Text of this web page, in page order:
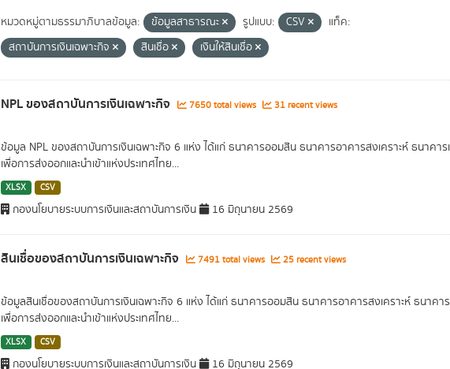
หมวดหมู่ตามธรรมาภิบาลข้อมูล: ข้อมูลสาธารณะ รูปแบบ: CSV
แท็ค:
สถาบันการเงินเฉพาะกิจ
สินเชื่อ เงินให้สินเชื่อ
NPL ของสถาบันการเงินเฉพาะกิจ 7650 total views 31 recent views
ข้อมูล NPL ของสถาบันการเงินเฉพาะกิจ 6 แห่ง ได้แก่ ธนาคารออมสิน ธนาคารอาคารสงเคราะห์ ธนาคา
เพื่อการส่งออกและนำเข้าแห่งประเทศไทย...
XLSX CSV
กองนโยบายระบบการเงินและสถาบันการเงิน 16 มิถุนายน 2569
สินเชื่อของสถาบันการเงินเฉพาะกิจ 7491 total views 25 recent views
ข้อมูลสินเชื่อของสถาบันการเงินเฉพาะกิจ 6 แห่ง ได้แก่ ธนาคารออมสิน ธนาคารอาคารสงเคราะห์ ธนาค
เพื่อการส่งออกและนำเข้าแห่งประเทศไทย...
XLSX CSV
กองนโยบายระบบการเงินและสถาบันการเงิน 16 มิถุนายน 2569